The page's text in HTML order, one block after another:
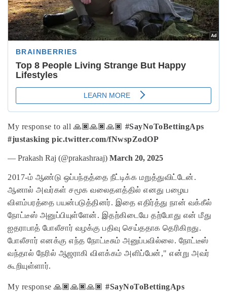
My response to all 🙏🏿🙏🏿🙏🏿 #SayNoToBettingAps
#justasking pic.twitter.com/fNwspZodOP
— Prakash Raj (@prakashraaj) March 20, 2025
2017-ம் ஆண்டு ஒப்பந்தத்தை நீட்டிக்க மறுத்துவிட்டேன்.
ஆனால் அவர்கள் சமூக வலைதளத்தில் எனது பழைய
விளம்பரத்தை பயன்படுத்தினர். இதை எதிர்த்து நான் வக்கீல்
நோட்டீஸ் அனுப்பியுள்ளேன். இதற்கிடையே தற்போது என் மீது
ஐதராபாத் போலீசார் வழக்கு பதிவு செய்ததாக தெரிகிறது.
போலீசார் எனக்கு எந்த நோட்டீசும் அனுப்பவில்லை. நோட்டீஸ்
வந்தால் நேரில் ஆஜராகி விளக்கம் அளிப்பேன்," என்று அவர்
கூறியுள்ளார்.
My response 🙏🏿🙏🏿🙏🏿 #SayNoToBettingAps